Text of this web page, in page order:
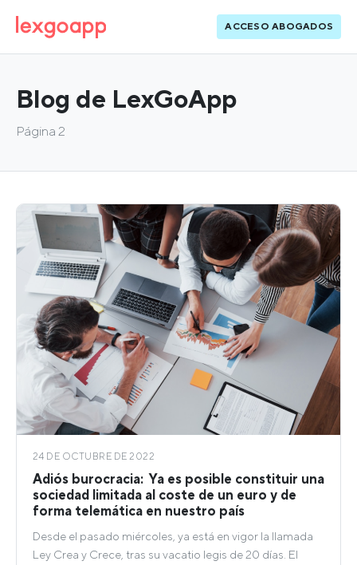
ACCESO ABOGADOS
Blog de LexGoApp
Página 2
24 DE OCTUBRE DE 2022
Adiós burocracia: Ya es posible constituir una
sociedad limitada al coste de un euro y de
forma telemática en nuestro país
Desde el pasado miércoles, ya está en vigor la llamada
Ley Crea y Crece, tras su vacatio legis de 20 días. El